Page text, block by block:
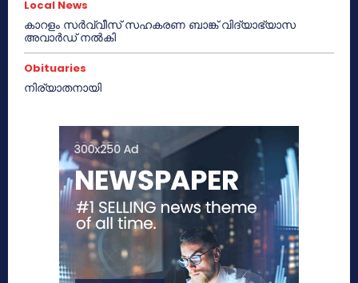
Local News
കാറളം സർവ്വീസ് സഹകരണ ബാങ്ക് വിദ്യാഭ്യാസ
അവാർഡ് നൽകി
Obituaries
നിര്യാതനായി